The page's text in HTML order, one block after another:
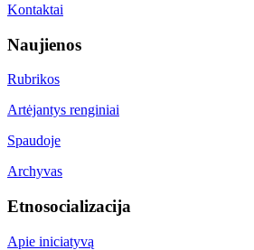
Kontaktai
Naujienos
Rubrikos
Artėjantys renginiai
Spaudoje
Archyvas
Etnosocializacija
Apie iniciatyvą